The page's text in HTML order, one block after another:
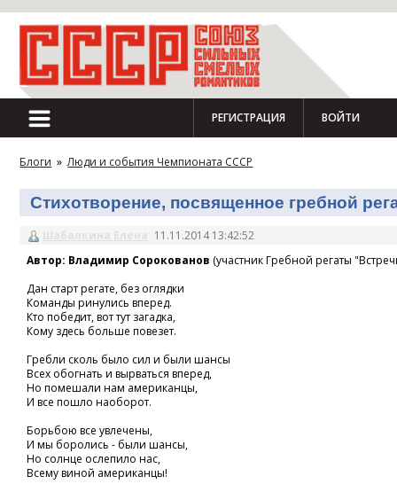
РЕГИСТРАЦИЯ ВОЙТИ
Блоги » Люди и события Чемпионата СССР
Стихотворение, посвященное гребной
Шабалкина Елена 11.11.2014 13:42:52
Автор: Владимир Сорокованов (участник Гребной регаты
Дан старт регате, без оглядки
Команды ринулись вперед.
Кто победит, вот тут загадка,
Кому здесь больше повезет.
Гребли сколь было сил и были шансы
Всех обогнать и вырваться вперед,
Но помешали нам американцы,
И все пошло наоборот.
Борьбою все увлечены,
И мы боролись - были шансы,
Но солнце ослепило нас,
Всему виной американцы!